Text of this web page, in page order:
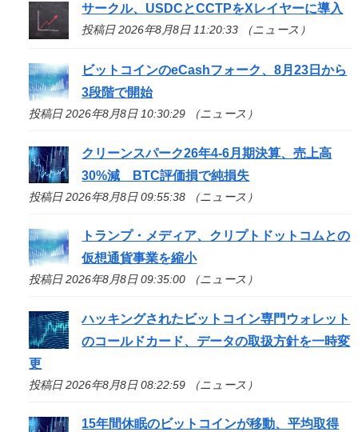
サークル、USDCとCCTPをXレイヤーに導入
投稿日 2026年8月8日 11:20:33 （ニュース）
ビットコインのeCashフォーク、8月23日から
3段階で開始
投稿日 2026年8月8日 10:30:29 （ニュース）
クリーンスパーク26年4-6月期決算、売上高
30%減 BTC評価損で純損失
投稿日 2026年8月8日 09:55:38 （ニュース）
トランプ・メディア、クリプトドットコムとの
仮想通貨事業を縮小
投稿日 2026年8月8日 09:35:00 （ニュース）
ハッキングされたビットコイン専門ウォレット
のコールドカード、データの取扱方針を一時変
更
投稿日 2026年8月8日 08:22:59 （ニュース）
15年間休眠のビットコインが移動、平均取得